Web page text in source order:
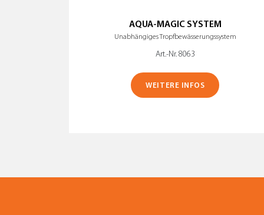
AQUA-MAGIC SYSTEM
Unabhängiges Tropfbewässerungssystem
Art.-Nr. 8063
WEITERE INFOS